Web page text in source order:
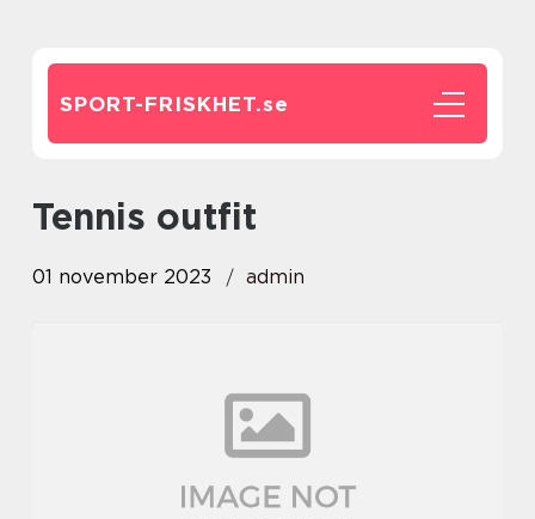
SPORT-FRISKHET.se
tennis outfit
01 november 2023 admin